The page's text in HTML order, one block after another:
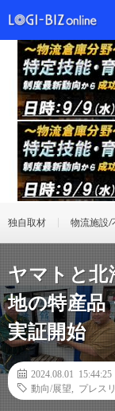
独自取材 物流施設/
ヤマトと北
地の特産品
実証開始
2024.08.01 15:44:25
動向/展望
プレス